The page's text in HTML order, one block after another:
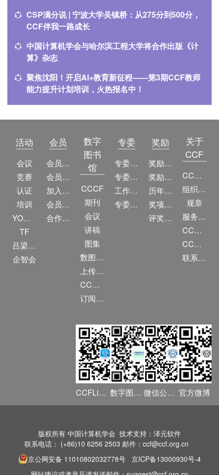
CSP满分说 | 宁波大学吴镇桥：从275分到500分，
CCF伴我一路成长
中国计算机学会与哈尔滨工程大学将合作出版《计
算》杂志
聚焦沈阳！开启AI+教育新征程——第3期CCF教师
能力提升计划培训，火热报名中！
活动
会议
竞赛
认证
培训
YOCSEF
TF
吕梁振兴
企智会
会员
会员简介
会员权益
加入CCF
会员交费
合作伙伴
数字
图书
馆
CCCF
期刊
会议
讲稿
图集
数图编审委员会
上传/发布作品
CCF DL Focus
订阅《计算》
专委
专委简介
专委条例
工作问答
专委名单
奖励
奖励动态
奖励目录
历年获奖名单
奖项推荐
评奖条例
关于
CCF
CCF简介
组织机构
规章
服务项目
CCF大事记
CCF创建60周年
联系我们
CCFLink APP 数字图书馆 微信公众号 官方微博
版权所有 中国计算机学会 技术支持：泽元软件
联系电话： (+86)10 6256 2503 邮件：ccf@ccf.org.cn
京公网安备 11010802032778号 京ICP备13000930号-4